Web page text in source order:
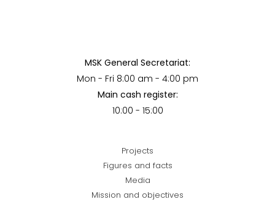
MSK General Secretariat:
Mon - Fri 8:00 am - 4:00 pm
Main cash register:
10:00 - 15:00
Projects
Figures and facts
Media
Mission and objectives